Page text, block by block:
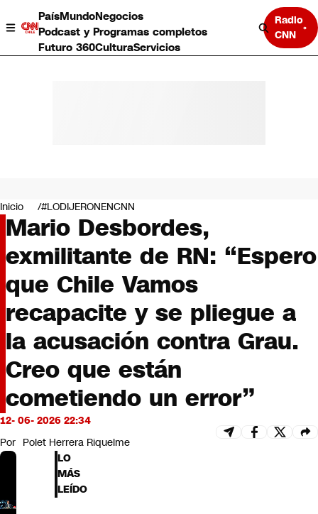
PaísMundoNegocios
Podcast y Programas completos
Futuro 360CulturaServicios
Radio
CNN
Negocios
Deportes
Programas completos
Cultura
Servicios
Bits
CNN Data
CNN tiempo
Futuro 360
Opinión
Inicio #LODIJERONENCNN
Mario Desbordes,
exmilitante de RN: “Espero
que Chile Vamos
recapacite y se pliegue a
la acusación contra Grau.
Creo que están
cometiendo un error”
12- 06- 2026 22:34
Por Polet Herrera Riquelme
LO
MÁS
LEÍDO